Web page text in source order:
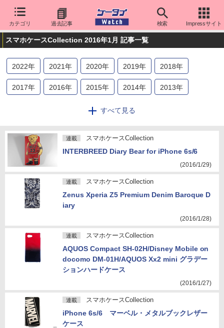
カテゴリ 過去記事 検索 Impressサイト
スマホケースCollection 2016年1月 記事一覧
2022年 2021年 2020年 2019年 2018年
2017年 2016年 2015年 2014年 2013年
すべて見る
連載 スマホケースCollection
INTERBREED Diary Bear for iPhone 6s/6
(2016/1/29)
連載 スマホケースCollection
Zenus Xperia Z5 Premium Denim Baroque D
iary
(2016/1/28)
連載 スマホケースCollection
AQUOS Compact SH-02H/Disney Mobile on
docomo DM-01H/AQUOS Xx2 mini グラデー
ションハードケース
(2016/1/27)
連載 スマホケースCollection
iPhone 6s/6 マーベル・メタルブックレザー
ケース